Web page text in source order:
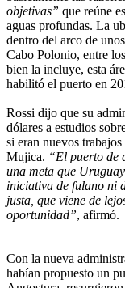
objetivas” que reúne
aguas profundas. La
dentro del arco de
Cabo Polonio, entre
bien la incluye, esta
habilitó el puerto en
Rossi dijo que su
dólares a estudios
si eran nuevos
Mujica. “El puerto de
una meta que
iniciativa de fulano ni
justa, que viene de
oportunidad”, afirmó.
Con la nueva
habían propuesto un